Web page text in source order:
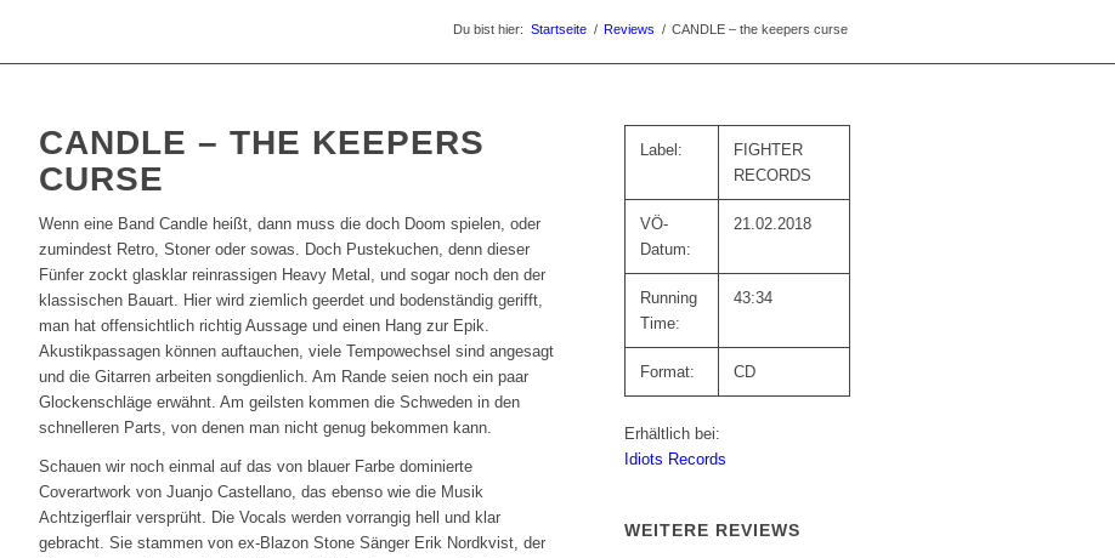
Du bist hier: Startseite / Reviews / CANDLE – the keepers curse
CANDLE – THE KEEPERS
CURSE
Wenn eine Band Candle heißt, dann muss die doch Doom spielen, oder
zumindest Retro, Stoner oder sowas. Doch Pustekuchen, denn dieser
Fünfer zockt glasklar reinrassigen Heavy Metal, und sogar noch den der
klassischen Bauart. Hier wird ziemlich geerdet und bodenständig gerifft,
man hat offensichtlich richtig Aussage und einen Hang zur Epik.
Akustikpassagen können auftauchen, viele Tempowechsel sind angesagt
und die Gitarren arbeiten songdienlich. Am Rande seien noch ein paar
Glockenschläge erwähnt. Am geilsten kommen die Schweden in den
schnelleren Parts, von denen man nicht genug bekommen kann.
Schauen wir noch einmal auf das von blauer Farbe dominierte
Coverartwork von Juanjo Castellano, das ebenso wie die Musik
Achtzigerflair versprüht. Die Vocals werden vorrangig hell und klar
gebracht. Sie stammen von ex-Blazon Stone Sänger Erik Nordkvist, der
Label:
FIGHTER
RECORDS
VÖ-
Datum:
21.02.2018
Running
Time:
43:34
Format: CD
Erhältlich bei:
Idiots Records
WEITERE REVIEWS